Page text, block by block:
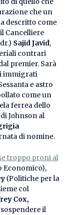
che un
descritto come
il Cancelliere
Sajid Javid,
contrari
premier. Sarà
immigrati
e astro
come un
ferrea dello
Johnson al
di nomine.
troppo proni al
Economico),
(Politiche per la
col
Cox,
il